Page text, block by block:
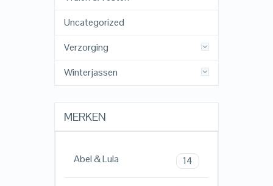
Uncategorized
Verzorging
Winterjassen
MERKEN
Abel & Lula 14